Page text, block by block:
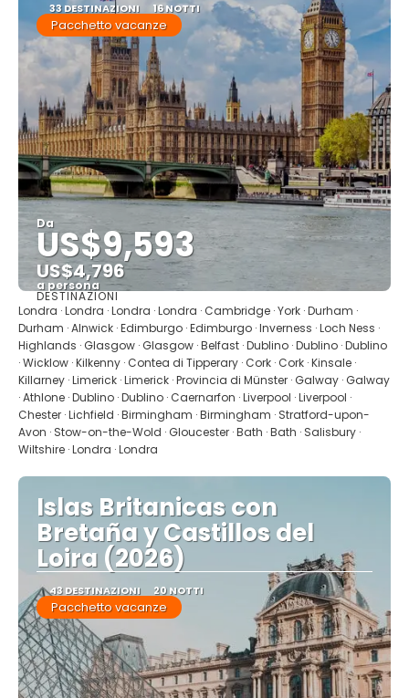
33 DESTINAZIONI 16 NOTTI
Pacchetto vacanze
Da
US$9,593
US$4,796
a persona
Vedere
DESTINAZIONI
Londra · Londra · Londra · Londra · Cambridge · York · Durham ·
Durham · Alnwick · Edimburgo · Edimburgo · Inverness · Loch Ness ·
Highlands · Glasgow · Glasgow · Belfast · Dublino · Dublino · Dublino
· Wicklow · Kilkenny · Contea di Tipperary · Cork · Cork · Kinsale ·
Killarney · Limerick · Limerick · Provincia di Münster · Galway · Galway
· Athlone · Dublino · Dublino · Caernarfon · Liverpool · Liverpool ·
Chester · Lichfield · Birmingham · Birmingham · Stratford-upon-
Avon · Stow-on-the-Wold · Gloucester · Bath · Bath · Salisbury ·
Wiltshire · Londra · Londra
Islas Britanicas con
Bretaña y Castillos del
Loira (2026)
43 DESTINAZIONI 20 NOTTI
Pacchetto vacanze